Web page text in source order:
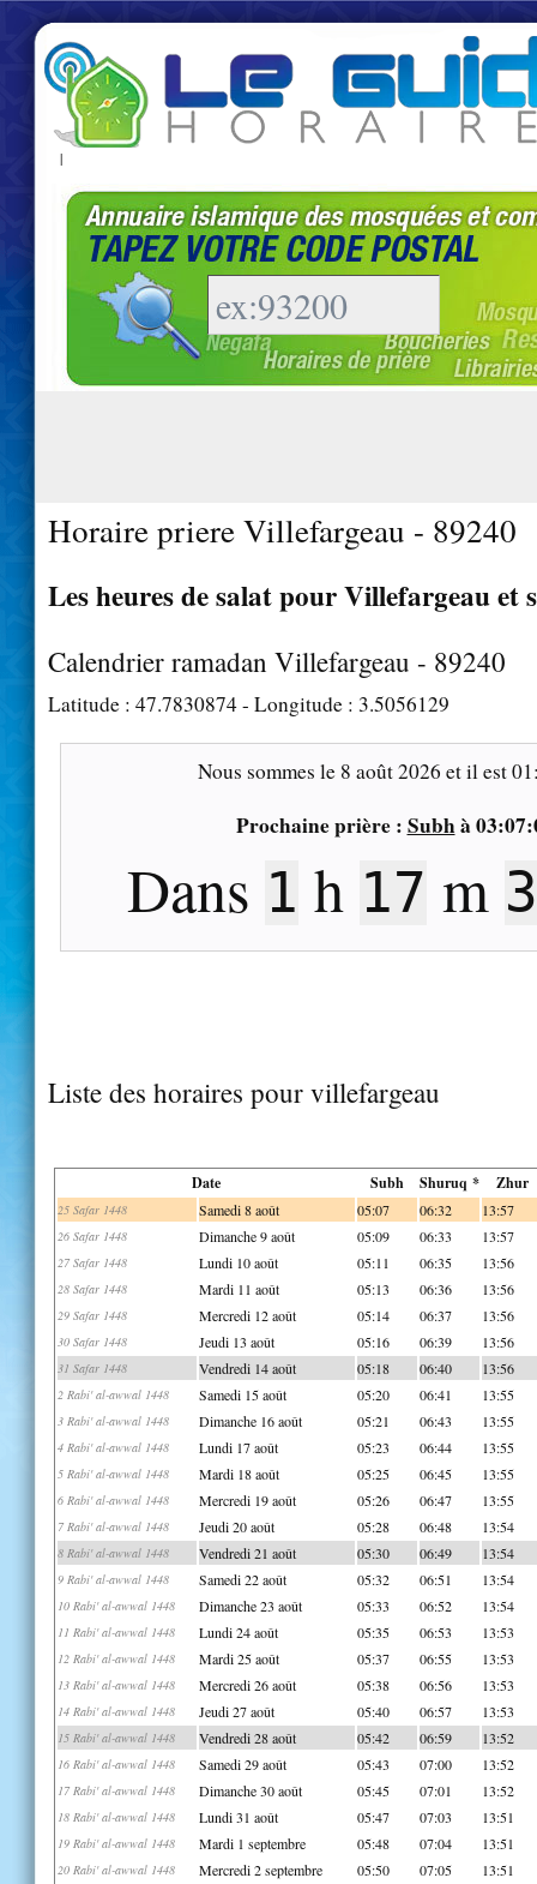
|
Horaire priere Villefargeau - 89240
Les heures de salat pour Villefargeau et
Calendrier ramadan Villefargeau - 89240
Latitude : 47.7830874- Longitude : 3.5056129
Nous sommes le 8 août 2026 et il est
Prochaine prière : Subhà
Dans 1 h 17 m
Liste des horaires pour villefargeau
Date Subh Shuruq * Zhur
25 Safar 1448 Samedi 8 août 05:07 06:32 13:57
26 Safar 1448 Dimanche 9 août 05:09 06:33 13:57
27 Safar 1448 Lundi 10 août 05:11 06:35 13:56
28 Safar 1448 Mardi 11 août 05:13 06:36 13:56
29 Safar 1448 Mercredi 12 août 05:14 06:37 13:56
30 Safar 1448 Jeudi 13 août 05:16 06:39 13:56
31 Safar 1448 Vendredi 14 août 05:18 06:40 13:56
2 Rabi' al-awwal 1448 Samedi 15 août 05:20 06:41 13:55
3 Rabi' al-awwal 1448 Dimanche 16 août 05:21 06:43 13:55
4 Rabi' al-awwal 1448 Lundi 17 août 05:23 06:44 13:55
5 Rabi' al-awwal 1448 Mardi 18 août 05:25 06:45 13:55
6 Rabi' al-awwal 1448 Mercredi 19 août 05:26 06:47 13:55
7 Rabi' al-awwal 1448 Jeudi 20 août 05:28 06:48 13:54
8 Rabi' al-awwal 1448 Vendredi 21 août 05:30 06:49 13:54
9 Rabi' al-awwal 1448 Samedi 22 août 05:32 06:51 13:54
10 Rabi' al-awwal 1448 Dimanche 23 août 05:33 06:52 13:54
11 Rabi' al-awwal 1448 Lundi 24 août 05:35 06:53 13:53
12 Rabi' al-awwal 1448 Mardi 25 août 05:37 06:55 13:53
13 Rabi' al-awwal 1448 Mercredi 26 août 05:38 06:56 13:53
14 Rabi' al-awwal 1448 Jeudi 27 août 05:40 06:57 13:53
15 Rabi' al-awwal 1448 Vendredi 28 août 05:42 06:59 13:52
16 Rabi' al-awwal 1448 Samedi 29 août 05:43 07:00 13:52
17 Rabi' al-awwal 1448 Dimanche 30 août 05:45 07:01 13:52
18 Rabi' al-awwal 1448 Lundi 31 août 05:47 07:03 13:51
19 Rabi' al-awwal 1448 Mardi 1 septembre 05:48 07:04 13:51
20 Rabi' al-awwal 1448 Mercredi 2 septembre 05:50 07:05 13:51